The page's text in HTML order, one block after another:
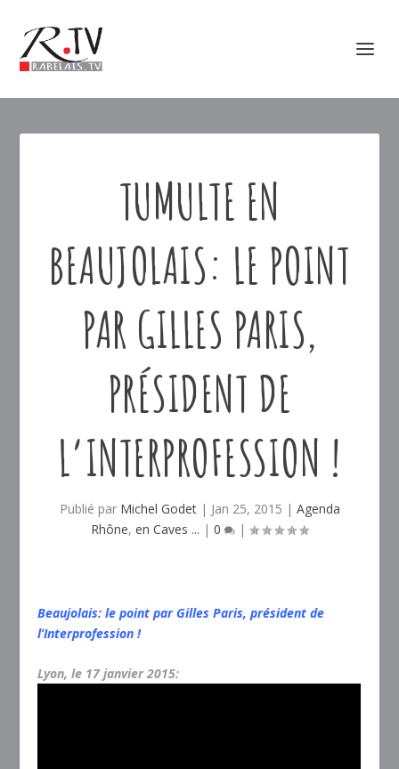
TUMULTE EN
BEAUJOLAIS: LE POINT
PAR GILLES PARIS,
PRÉSIDENT DE
L’INTERPROFESSION !
Publié par Michel Godet| Jan 25, 2015 | Agenda
Rhône, en Caves ... | 0 |
Beaujolais: le point par Gilles Paris, président de
l’Interprofession !
Lyon, le 17 janvier 2015: